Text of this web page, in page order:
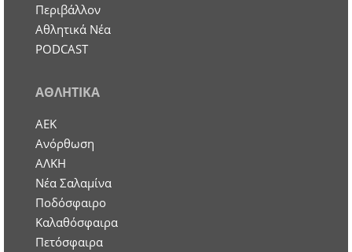
Περιβάλλον
Αθλητικά Νέα
PODCAST
ΑΘΛΗΤΙΚΑ
ΑΕΚ
Ανόρθωση
ΑΛΚΗ
Νέα Σαλαμίνα
Ποδόσφαιρο
Καλαθόσφαιρα
Πετόσφαιρα